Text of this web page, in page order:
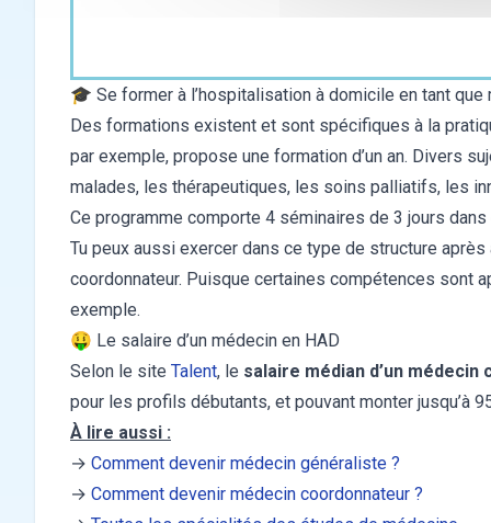
🎓 Se former à l’hospitalisation à domicile en tant que
Des formations existent et sont spécifiques à la
par exemple, propose une formation d’un an. Divers
malades, les thérapeutiques, les soins palliatifs, les
Ce programme comporte 4 séminaires de 3 jours
Tu peux aussi exercer dans ce type de structure
coordonnateur. Puisque certaines compétences sont
exemple.
🤑 Le salaire d’un médecin en HAD
Selon le site Talent, le salaire médian d’un médecin
pour les profils débutants, et pouvant monter jusqu’à
À lire aussi :
→ Comment devenir médecin généraliste ?
→ Comment devenir médecin coordonnateur ?